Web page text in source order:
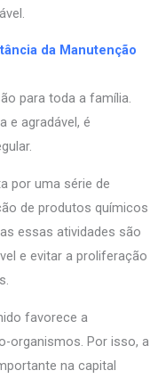
da Manutenção
para toda a família.
e agradável, é
por uma série de
de produtos químicos
essas atividades são
e evitar a proliferação
favorece a
organismos. Por isso, a
na capital